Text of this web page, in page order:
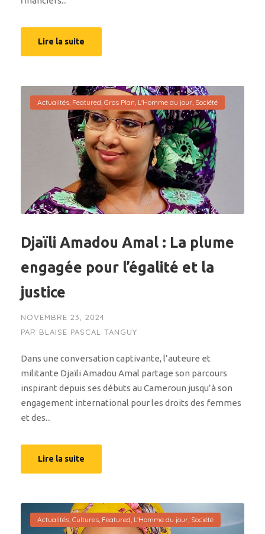
Lire la suite
Actualités, Featured, Gros Plan, L'Homme du jour, Société
Djaïli Amadou Amal : La plume
engagée pour l’égalité et la
justice
NOVEMBRE 23, 2024
PAR BLAISE PASCAL TANGUY
Dans une conversation captivante, l’auteure et
militante Djaïli Amadou Amal partage son parcours
inspirant depuis ses débuts au Cameroun jusqu’à son
engagement international pour les droits des femmes
et des...
Lire la suite
Actualités, Cultures, Featured, L'Homme du jour, Société